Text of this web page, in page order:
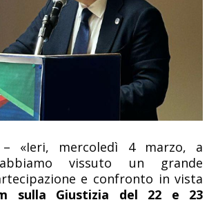
– «Ieri, mercoledì 4 marzo, a
abbiamo vissuto un grande
e confronto in vista
sulla Giustizia del 22 e 23